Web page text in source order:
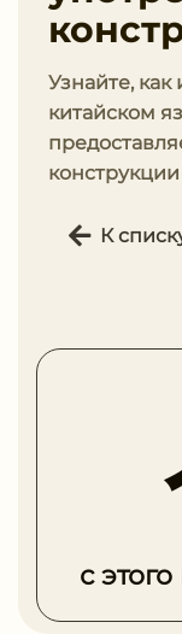
Узнайте, как
китайском
К
с